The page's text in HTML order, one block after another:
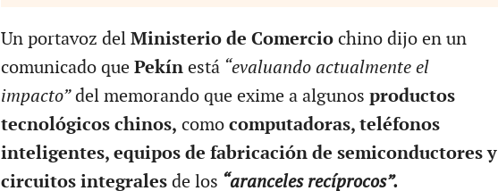
Un portavoz del Ministerio de Comercio chino dijo en un
comunicado que Pekín está“evaluando actualmente el
impacto”del memorando que exime a algunos productos
tecnológicos chinos, como computadoras, teléfonos
inteligentes, equipos de fabricación de semiconductores y
circuitos integralesde los “aranceles recíprocos”.